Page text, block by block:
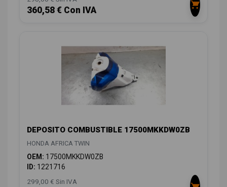
360,58 € Con IVA
DEPOSITO COMBUSTIBLE 17500MKKDW0ZB
HONDA AFRICA TWIN
OEM: 17500MKKDW0ZB
ID: 1221716
299,00 € Sin IVA